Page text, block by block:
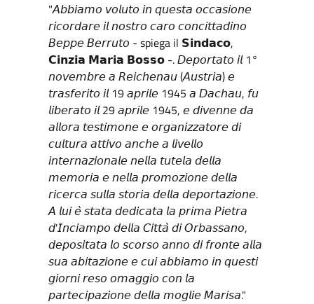
"𝘈𝘣𝘣𝘪𝘢𝘮𝘰 𝘷𝘰𝘭𝘶𝘵𝘰 𝘪𝘯 𝘲𝘶𝘦𝘴𝘵𝘢 𝘰𝘤𝘤𝘢𝘴𝘪𝘰𝘯𝘦
𝘳𝘪𝘤𝘰𝘳𝘥𝘢𝘳𝘦 𝘪𝘭 𝘯𝘰𝘴𝘵𝘳𝘰 𝘤𝘢𝘳𝘰 𝘤𝘰𝘯𝘤𝘪𝘵𝘵𝘢𝘥𝘪𝘯𝘰
𝘉𝘦𝘱𝘱𝘦 𝘉𝘦𝘳𝘳𝘶𝘵𝘰 - spiega il 𝗦𝗶𝗻𝗱𝗮𝗰𝗼,
𝗖𝗶𝗻𝘇𝗶𝗮 𝗠𝗮𝗿𝗶𝗮 𝗕𝗼𝘀𝘀𝗼 -. 𝘋𝘦𝘱𝘰𝘳𝘵𝘢𝘵𝘰 𝘪𝘭 1°
𝘯𝘰𝘷𝘦𝘮𝘣𝘳𝘦 𝘢 𝘙𝘦𝘪𝘤𝘩𝘦𝘯𝘢𝘶 (𝘈𝘶𝘴𝘵𝘳𝘪𝘢) 𝘦
𝘵𝘳𝘢𝘴𝘧𝘦𝘳𝘪𝘵𝘰 𝘪𝘭 19 𝘢𝘱𝘳𝘪𝘭𝘦 1945 𝘢 𝘋𝘢𝘤𝘩𝘢𝘶, 𝘧𝘶
𝘭𝘪𝘣𝘦𝘳𝘢𝘵𝘰 𝘪𝘭 29 𝘢𝘱𝘳𝘪𝘭𝘦 1945, 𝘦 𝘥𝘪𝘷𝘦𝘯𝘯𝘦 𝘥𝘢
𝘢𝘭𝘭𝘰𝘳𝘢 𝘵𝘦𝘴𝘵𝘪𝘮𝘰𝘯𝘦 𝘦 𝘰𝘳𝘨𝘢𝘯𝘪𝘻𝘻𝘢𝘵𝘰𝘳𝘦 𝘥𝘪
𝘤𝘶𝘭𝘵𝘶𝘳𝘢 𝘢𝘵𝘵𝘪𝘷𝘰 𝘢𝘯𝘤𝘩𝘦 𝘢 𝘭𝘪𝘷𝘦𝘭𝘭𝘰
𝘪𝘯𝘵𝘦𝘳𝘯𝘢𝘻𝘪𝘰𝘯𝘢𝘭𝘦 𝘯𝘦𝘭𝘭𝘢 𝘵𝘶𝘵𝘦𝘭𝘢 𝘥𝘦𝘭𝘭𝘢
𝘮𝘦𝘮𝘰𝘳𝘪𝘢 𝘦 𝘯𝘦𝘭𝘭𝘢 𝘱𝘳𝘰𝘮𝘰𝘻𝘪𝘰𝘯𝘦 𝘥𝘦𝘭𝘭𝘢
𝘳𝘪𝘤𝘦𝘳𝘤𝘢 𝘴𝘶𝘭𝘭𝘢 𝘴𝘵𝘰𝘳𝘪𝘢 𝘥𝘦𝘭𝘭𝘢 𝘥𝘦𝘱𝘰𝘳𝘵𝘢𝘻𝘪𝘰𝘯𝘦.
𝘈 𝘭𝘶𝘪 𝘦̀ 𝘴𝘵𝘢𝘵𝘢 𝘥𝘦𝘥𝘪𝘤𝘢𝘵𝘢 𝘭𝘢 𝘱𝘳𝘪𝘮𝘢 𝘗𝘪𝘦𝘵𝘳𝘢
𝘥'𝘐𝘯𝘤𝘪𝘢𝘮𝘱𝘰 𝘥𝘦𝘭𝘭𝘢 𝘊𝘪𝘵𝘵𝘢̀ 𝘥𝘪 𝘖𝘳𝘣𝘢𝘴𝘴𝘢𝘯𝘰,
𝘥𝘦𝘱𝘰𝘴𝘪𝘵𝘢𝘵𝘢 𝘭𝘰 𝘴𝘤𝘰𝘳𝘴𝘰 𝘢𝘯𝘯𝘰 𝘥𝘪 𝘧𝘳𝘰𝘯𝘵𝘦 𝘢𝘭𝘭𝘢
𝘴𝘶𝘢 𝘢𝘣𝘪𝘵𝘢𝘻𝘪𝘰𝘯𝘦 𝘦 𝘤𝘶𝘪 𝘢𝘣𝘣𝘪𝘢𝘮𝘰 𝘪𝘯 𝘲𝘶𝘦𝘴𝘵𝘪
𝘨𝘪𝘰𝘳𝘯𝘪 𝘳𝘦𝘴𝘰 𝘰𝘮𝘢𝘨𝘨𝘪𝘰 𝘤𝘰𝘯 𝘭𝘢
𝘱𝘢𝘳𝘵𝘦𝘤𝘪𝘱𝘢𝘻𝘪𝘰𝘯𝘦 𝘥𝘦𝘭𝘭𝘢 𝘮𝘰𝘨𝘭𝘪𝘦 𝘔𝘢𝘳𝘪𝘴𝘢."